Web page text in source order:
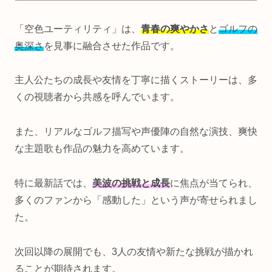
「空色ユーティリティ」は、 青春の爽やかさとゴルフの
奥深さを見事に融合させた作品です。
主人公たちの成長や友情を丁寧に描くストーリーは、多
くの視聴者から共感を呼んでいます。
また、リアルなゴルフ描写や声優陣の自然な演技、爽快
な主題歌も作品の魅力を高めています。
特に最新話では、 美波の挑戦と成長に焦点が当てられ、
多くのファンから「感動した」という声が寄せられまし
た。
次回以降の展開でも、3人の友情や新たな挑戦が描かれ
ることが期待されます。